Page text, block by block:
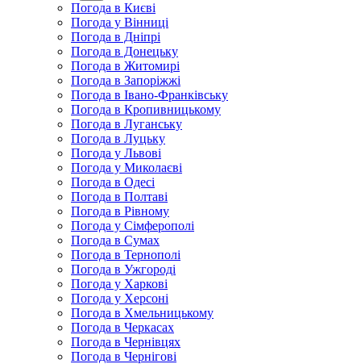
Погода в Києві
Погода у Вінниці
Погода в Дніпрі
Погода в Донецьку
Погода в Житомирі
Погода в Запоріжжі
Погода в Івано-Франківську
Погода в Кропивницькому
Погода в Луганську
Погода в Луцьку
Погода у Львові
Погода у Миколаєві
Погода в Одесі
Погода в Полтаві
Погода в Рівному
Погода у Сімферополі
Погода в Сумах
Погода в Тернополі
Погода в Ужгороді
Погода у Харкові
Погода у Херсоні
Погода в Хмельницькому
Погода в Черкасах
Погода в Чернівцях
Погода в Чернігові